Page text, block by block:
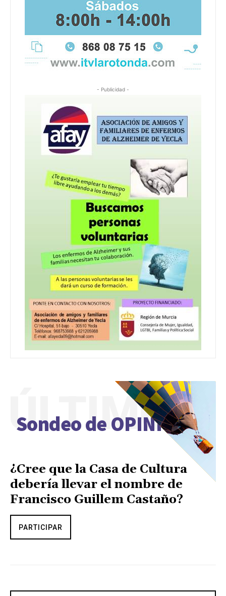
- Publicidad -
Sondeo de OPINIÓN
ÚLTIMO
¿Cree que la Casa de Cultura
debería llevar el nombre de
Francisco Guillem Castaño?
PARTICIPAR